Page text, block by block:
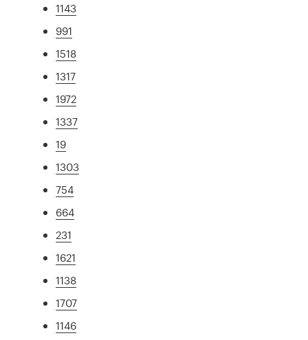
1143
991
1518
1317
1972
1337
19
1303
754
664
231
1621
1138
1707
1146